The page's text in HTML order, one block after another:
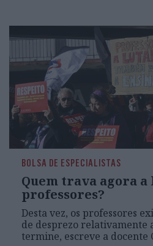
BOLSA DE ESPECIALISTAS
Quem trava agora a
professores?
Desta vez, os professores
de desprezo relativamente
termine, escreve a docente